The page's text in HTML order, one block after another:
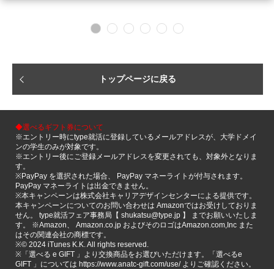
トップページに戻る
◆選べるギフト券について
※エントリー時にtype就活に登録しているメールアドレスが、大学ドメイ
ンの学生のみが対象です。
※エントリー後にご登録メールアドレスを変更されても、対象外となりま
す。
※PayPay を選択された場合、 PayPay マネーライトが付与されます。
PayPay マネーライトは出金できません。
※本キャンペーンは株式会社キャリアデザインセンターによる提供です。
本キャンペーンについてのお問い合わせは Amazonではお受けしておりま
せん。 type就活フェア事務局【 shukatsu@type.jp 】 までお願いいたしま
す。 ※Amazon、 Amazon.co.jp およびそのロゴはAmazon.com,Inc また
はその関連会社の商標です。
※©️ 2024 iTunes K.K. All rights reserved.
※「選べる e GIFT 」より交換商品をお選びいただけます。「選べるe
GIFT 」については https://www.anatc-gift.com/use/ よりご確認ください。